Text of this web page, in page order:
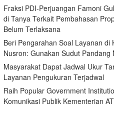
Fraksi PDI-Perjuangan Famoni
di Tanya Terkait Pembahasan
Belum Terlaksana
Beri Pengarahan Soal Layanan di
Nusron: Gunakan Sudut Pandang
Masyarakat Dapat Jadwal Ukur
Layanan Pengukuran Terjadwal
Raih Popular Government
Komunikasi Publik Kementerian